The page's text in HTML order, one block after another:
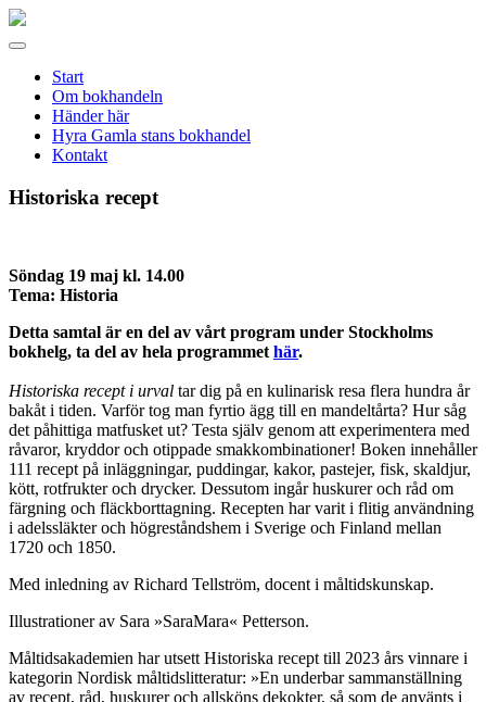
Gamla
Meny
Start
Om bokhandeln
Händer här
Hyra Gamla stans bokhandel
Kontakt
Historiska recept
Söndag 19 maj kl. 14.00
Tema: Historia
Detta samtal är en del av vårt program under Stockholms
bokhelg, ta del av hela programmethär.
Historiska recept i urval tar dig på en kulinarisk resa flera hundra år
bakåt i tiden. Varför tog man fyrtio ägg till en mandeltårta? Hur såg
det påhittiga matfusket ut? Testa själv genom att experimentera med
råvaror, kryddor och otippade smakkombinationer! Boken innehåller
111 recept på inläggningar, puddingar, kakor, pastejer, fisk, skaldjur,
kött, rotfrukter och drycker. Dessutom ingår huskurer och råd om
färgning och fläckborttagning. Recepten har varit i flitig användning
i adelssläkter och högreståndshem i Sverige och Finland mellan
1720 och 1850.
Med inledning av Richard Tellström, docent i måltidskunskap.
Illustrationer av Sara »SaraMara« Petterson.
Måltidsakademien har utsett Historiska recept till 2023 års vinnare i
kategorin Nordisk måltidslitteratur: »En underbar sammanställning
av recept, råd, huskurer och allsköns dekokter, så som de använts i